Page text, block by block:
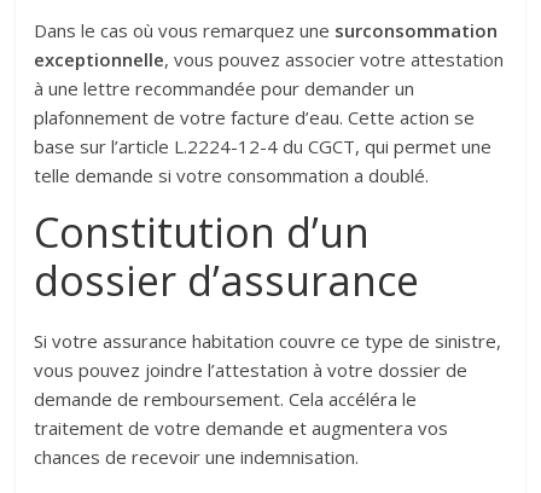
Dans le cas où vous remarquez une surconsommation
exceptionnelle, vous pouvez associer votre attestation
à une lettre recommandée pour demander un
plafonnement de votre facture d’eau. Cette action se
base sur l’article L.2224-12-4 du CGCT, qui permet une
telle demande si votre consommation a doublé.
Constitution d’un
dossier d’assurance
Si votre assurance habitation couvre ce type de sinistre,
vous pouvez joindre l’attestation à votre dossier de
demande de remboursement. Cela accéléra le
traitement de votre demande et augmentera vos
chances de recevoir une indemnisation.